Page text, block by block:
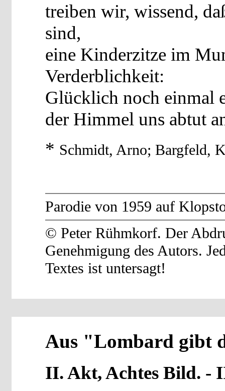
treiben wir, wissend,
sind,
eine Kinderzitze im
Verderblichkeit:
Glücklich noch einmal
der Himmel uns abtut
* Schmidt, Arno; Bargfeld,
Parodie von 1959 auf
© Peter Rühmkorf. Der
Genehmigung des Autors.
Textes ist untersagt!
Aus "Lombard gibt
II. Akt, Achtes Bild. -